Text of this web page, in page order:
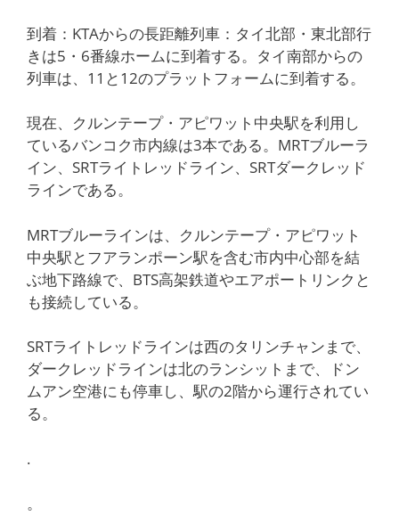
到着：KTAからの長距離列車：タイ北部・東北部行
きは5・6番線ホームに到着する。タイ南部からの
列車は、11と12のプラットフォームに到着する。
現在、クルンテープ・アピワット中央駅を利用し
ているバンコク市内線は3本である。MRTブルーラ
イン、SRTライトレッドライン、SRTダークレッド
ラインである。
MRTブルーラインは、クルンテープ・アピワット
中央駅とフアランポーン駅を含む市内中心部を結
ぶ地下路線で、BTS高架鉄道やエアポートリンクと
も接続している。
SRTライトレッドラインは西のタリンチャンまで、
ダークレッドラインは北のランシットまで、ドン
ムアン空港にも停車し、駅の2階から運行されてい
る。
.
。